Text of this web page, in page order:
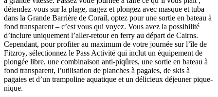
détendez-vous sur la plage, nagez et plongez avec masque et tuba
dans la Grande Barrière de Corail, optez pour une sortie en bateau à
fond transparent – c’est vous qui voyez. Vous avez la possibilité
d’inclure uniquement l’aller-retour en ferry au départ de Cairns.
Cependant, pour profiter au maximum de votre journée sur l’île de
Fitzroy, sélectionnez le Pass Activité qui inclut un équipement de
plongée libre, une combinaison anti-piqûres, une sortie en bateau à
fond transparent, l’utilisation de planches à pagaies, de skis à
pagaies et d’un trampoline aquatique et un délicieux déjeuner pique-
nique.